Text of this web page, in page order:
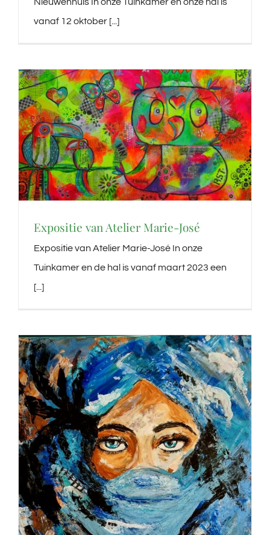
vanaf 12 oktober [...]
Expositie van Atelier Marie-José
Expositie van Atelier Marie-José In onze
Tuinkamer en de hal is vanaf maart 2023 een
[...]